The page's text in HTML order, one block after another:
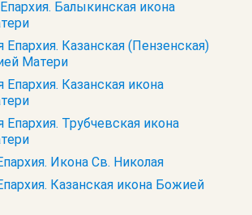
Балыкинская икона
Епархия. Казанская (Пензенская)
Матери
Епархия. Казанская икона
Епархия. Трубчевская икона
Икона Св. Николая
Казанская икона Божией